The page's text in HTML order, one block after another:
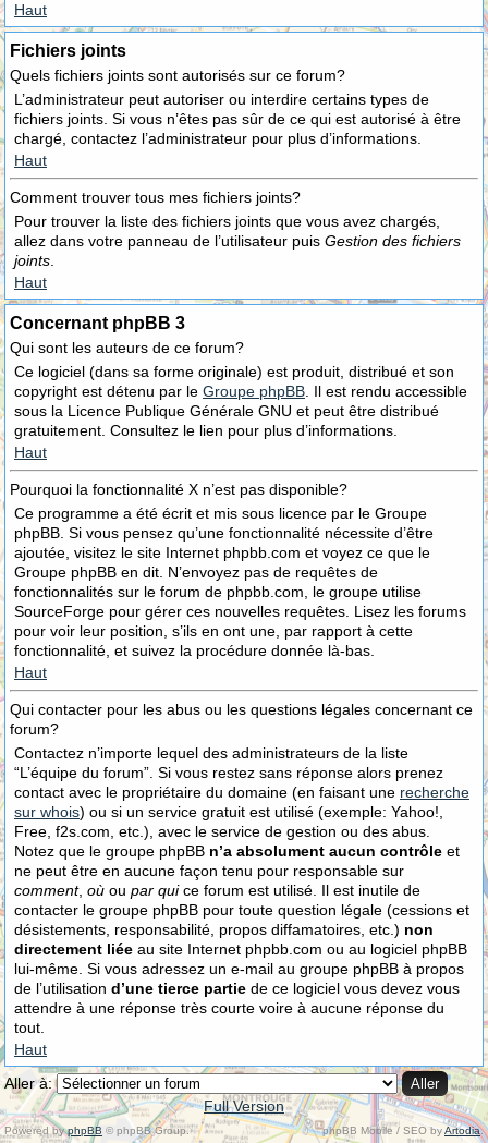
Haut
Fichiers joints
Quels fichiers joints sont autorisés sur ce forum?
L’administrateur peut autoriser ou interdire certains types de
fichiers joints. Si vous n’êtes pas sûr de ce qui est autorisé à être
chargé, contactez l’administrateur pour plus d’informations.
Haut
Comment trouver tous mes fichiers joints?
Pour trouver la liste des fichiers joints que vous avez chargés,
allez dans votre panneau de l’utilisateur puis Gestion des fichiers
joints
Haut
Concernant phpBB 3
Qui sont les auteurs de ce forum?
Ce logiciel (dans sa forme originale) est produit, distribué et son
copyright est détenu par le Groupe phpBB . Il est rendu accessible
sous la Licence Publique Générale GNU et peut être distribué
gratuitement. Consultez le lien pour plus d’informations.
Haut
Pourquoi la fonctionnalité X n’est pas disponible?
Ce programme a été écrit et mis sous licence par le Groupe
phpBB. Si vous pensez qu’une fonctionnalité nécessite d’être
ajoutée, visitez le site Internet phpbb.com et voyez ce que le
Groupe phpBB en dit. N’envoyez pas de requêtes de
fonctionnalités sur le forum de phpbb.com, le groupe utilise
SourceForge pour gérer ces nouvelles requêtes. Lisez les forums
pour voir leur position, s’ils en ont une, par rapport à cette
fonctionnalité, et suivez la procédure donnée là-bas.
Haut
Qui contacter pour les abus ou les questions légales concernant ce
forum?
Contactez n’importe lequel des administrateurs de la liste
“L’équipe du forum”. Si vous restez sans réponse alors prenez
contact avec le propriétaire du domaine (en faisant une recherche
sur whois) ou si un service gratuit est utilisé (exemple: Yahoo!,
Free, f2s.com, etc.), avec le service de gestion ou des abus.
Notez que le groupe phpBB n’a absolument aucun contrôle et
ne peut être en aucune façon tenu pour responsable sur
comment, où ou par quice forum est utilisé. Il est inutile de
contacter le groupe phpBB pour toute question légale (cessions et
désistements, responsabilité, propos diffamatoires, etc.) non
directement liée au site Internet phpbb.com ou au logiciel phpBB
lui-même. Si vous adressez un e-mail au groupe phpBB à propos
de l’utilisation d’une tierce partie de ce logiciel vous devez vous
attendre à une réponse très courte voire à aucune réponse du
tout.
Haut
Aller à:
Full Version
Powered byphpBB © phpBB Group. phpBB Mobile / SEO byArtodia.